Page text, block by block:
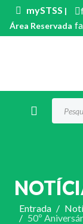
mySTSS |
Área Reservada
Entrada
50º